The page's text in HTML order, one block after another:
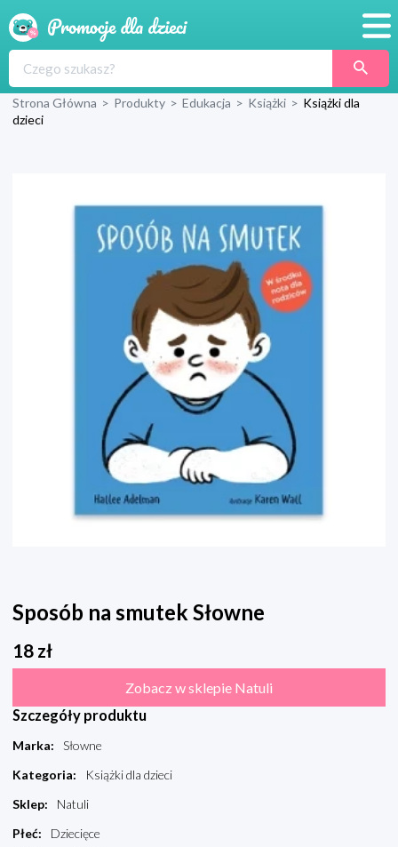
Produkty
Wyprawka
Strona Główna > Produkty > Edukacja > Książki > Książki dla
dzieci
Sposób na smutek Słowne
18 zł
Zobacz w sklepie Natuli
Szczegóły produktu
Marka:
Słowne
Kategoria:
Książki dla dzieci
Sklep:
Natuli
Płeć: Dziecięce